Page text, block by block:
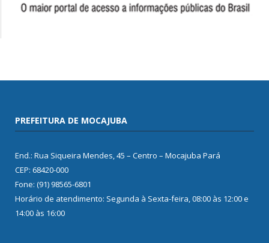
PREFEITURA DE MOCAJUBA
End.: Rua Siqueira Mendes, 45 – Centro – Mocajuba Pará
CEP: 68420-000
Fone: (91) 98565-6801
Horário de atendimento: Segunda à Sexta-feira, 08:00 às 12:00 e
14:00 às 16:00